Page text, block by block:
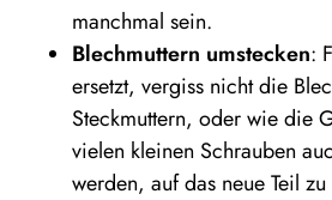
manchmal sein.
Blechmuttern umstecken:
ersetzt, vergiss nicht die
Steckmuttern, oder wie die
vielen kleinen Schrauben
werden, auf das neue Teil